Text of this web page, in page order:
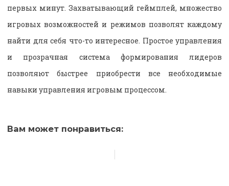
первых минут. Захватывающий геймплей, множество
игровых возможностей и режимов позволят каждому
найти для себя что-то интересное. Простое управления
и прозрачная система формирования лидеров
позволяют быстрее приобрести все необходимые
навыки управления игровым процессом.
Вам может понравиться: